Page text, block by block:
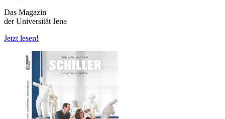
Das Magazin
der Universität Jena
Jetzt lesen!